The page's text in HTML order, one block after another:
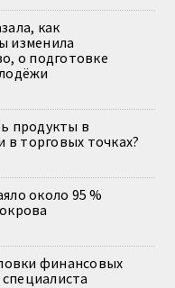
как
изменила
о подготовке
продукты в
в торговых точках?
около 95 %
финансовых